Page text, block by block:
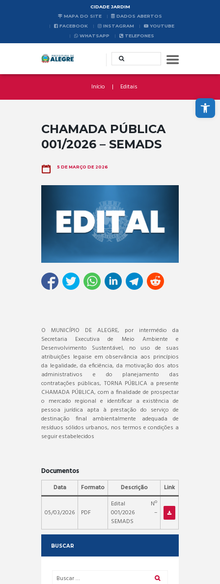
Abrir a barra de ferramentas
CIDADE JARDIM
MAPA DO SITE
DADOS ABERTOS
FACEBOOK
INSTAGRAM
YOUTUBE
WHATSAPP
TELEFONES
Início Editais
CHAMADA PÚBLICA
001/2026 – SEMADS
5 DE MARÇO DE 2026
O MUNICÍPIO DE ALEGRE, por intermédio da
Secretaria Executiva de Meio Ambiente e
Desenvolvimento Sustentável, no uso de suas
atribuições legaise em observância aos princípios
da legalidade, da eficiência, da motivação dos atos
administrativos e do planejamento das
contratações públicas, TORNA PÚBLICA a presente
CHAMADA PÚBLICA, com a finalidade de prospectar
o mercado regional e identificar a existência de
pessoa jurídica apta à prestação do serviço de
destinação final ambientalmente adequada de
resíduos sólidos urbanos, nos termos e condições a
seguir estabelecidos
Documentos
Data Formato Descrição Link
05/03/2026 PDF
Edital Nº
001/2026 –
SEMADS
BUSCAR